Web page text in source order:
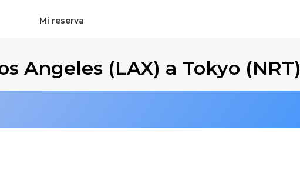
Mi reserva
Angeles (LAX) a Tokyo (NRT)